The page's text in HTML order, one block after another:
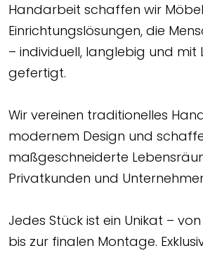
Handarbeit schaffen wir
Einrichtungslösungen, die
– individuell, langlebig und mit
gefertigt.
Wir vereinen traditionelles
modernem Design und
maßgeschneiderte
Privatkunden und
Jedes Stück ist ein Unikat –
bis zur finalen Montage.